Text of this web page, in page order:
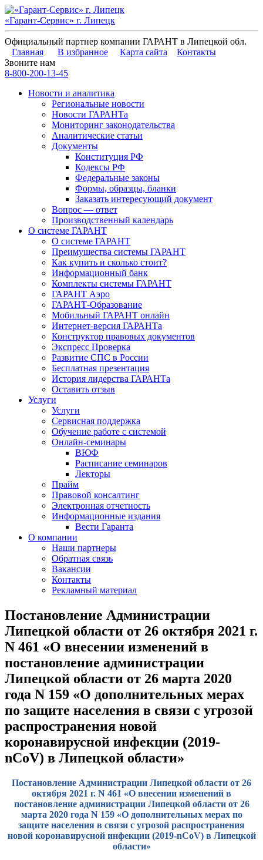
«Гарант-Сервис» г. Липецк
Официальный партнер компании ГАРАНТ в Липецкой обл.
Главная
В избранное Карта сайта
Контакты
Звоните нам
8-800-200-13-45
Новости и аналитика
Региональные новости
Новости ГАРАНТа
Мониторинг законодательства
Аналитические статьи
Документы
Конституция РФ
Кодексы РФ
Федеральные законы
Формы, образцы, бланки
Заказать интересующий документ
Вопрос — ответ
Производственный календарь
О системе ГАРАНТ
О системе ГАРАНТ
Преимущества системы ГАРАНТ
Как купить и сколько стоит?
Информационный банк
Комплекты системы ГАРАНТ
ГАРАНТ Аэро
ГАРАНТ-Образование
Мобильный ГАРАНТ онлайн
Интернет-версия ГАРАНТа
Конструктор правовых документов
Экспресс Проверка
Развитие СПС в России
Бесплатная презентация
История лидерства ГАРАНТа
Оставить отзыв
Услуги
Услуги
Сервисная поддержка
Обучение работе с системой
Онлайн-семинары
ВЮФ
Расписание семинаров
Лекторы
Прайм
Правовой консалтинг
Электронная отчетность
Информационные издания
Вести Гаранта
О компании
Наши партнеры
Обратная связь
Вакансии
Контакты
Рекламный материал
Постановление Администрации
Липецкой области от 26 октября 2021 г.
N 461 «О внесении изменений в
постановление администрации
Липецкой области от 26 марта 2020
года N 159 «О дополнительных мерах
по защите населения в связи с угрозой
распространения новой
коронавирусной инфекции (2019-
nCoV) в Липецкой области»
Постановление Администрации Липецкой области от 26
октября 2021 г. N 461 «О внесении изменений в
постановление администрации Липецкой области от 26
марта 2020 года N 159 «О дополнительных мерах по
защите населения в связи с угрозой распространения
новой коронавирусной инфекции (2019-nCoV) в Липецкой
области»